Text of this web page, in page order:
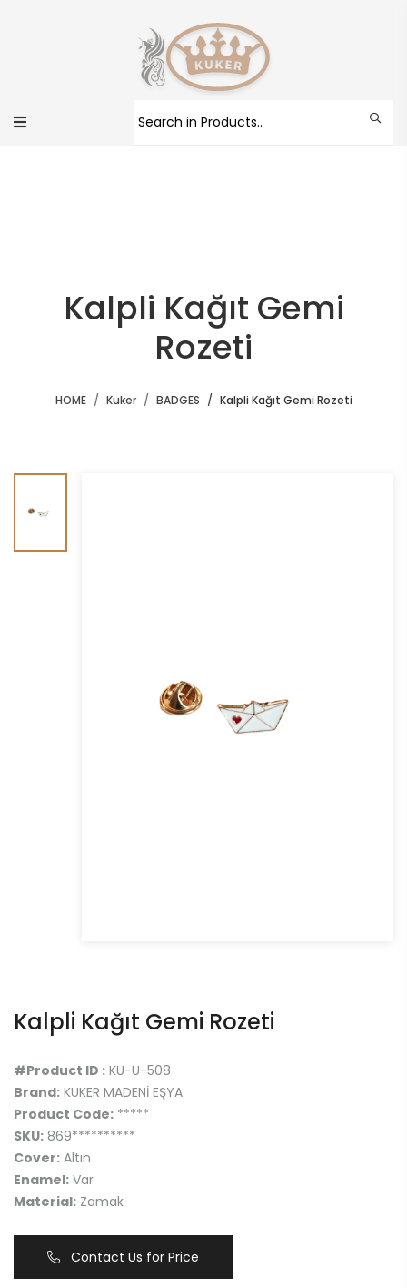
Kalpli Kağıt Gemi
Rozeti
HOME Kuker BADGES Kalpli Kağıt Gemi Rozeti
Kalpli Kağıt Gemi Rozeti
#Product ID : KU-U-508
Brand: KUKER MADENİ EŞYA
Product Code: *****
SKU: 869**********
Cover: Altın
Enamel: Var
Material: Zamak
Contact Us for Price